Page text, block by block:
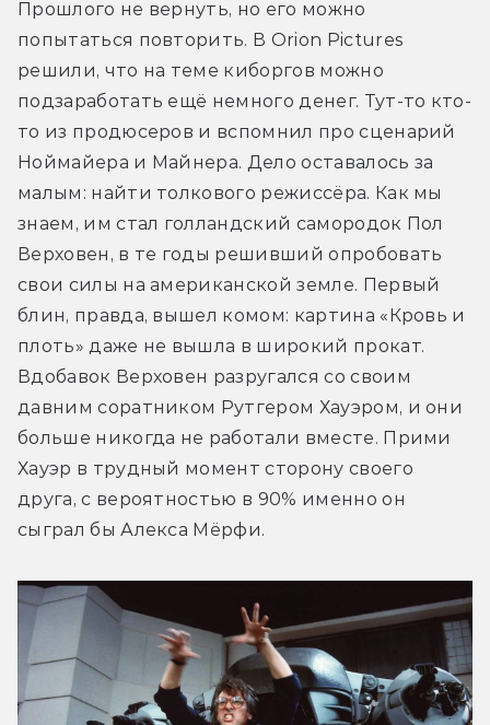
Прошлого не вернуть, но его можно
попытаться повторить. В Orion Pictures
решили, что на теме киборгов можно
подзаработать ещё немного денег. Тут-то кто-
то из продюсеров и вспомнил про сценарий
Ноймайера и Майнера. Дело оставалось за
малым: найти толкового режиссёра. Как мы
знаем, им стал голландский самородок Пол
Верховен, в те годы решивший опробовать
свои силы на американской земле. Первый
блин, правда, вышел комом: картина «Кровь и
плоть» даже не вышла в широкий прокат.
Вдобавок Верховен разругался со своим
давним соратником Рутгером Хауэром, и они
больше никогда не работали вместе. Прими
Хауэр в трудный момент сторону своего
друга, с вероятностью в 90% именно он
сыграл бы Алекса Мёрфи.